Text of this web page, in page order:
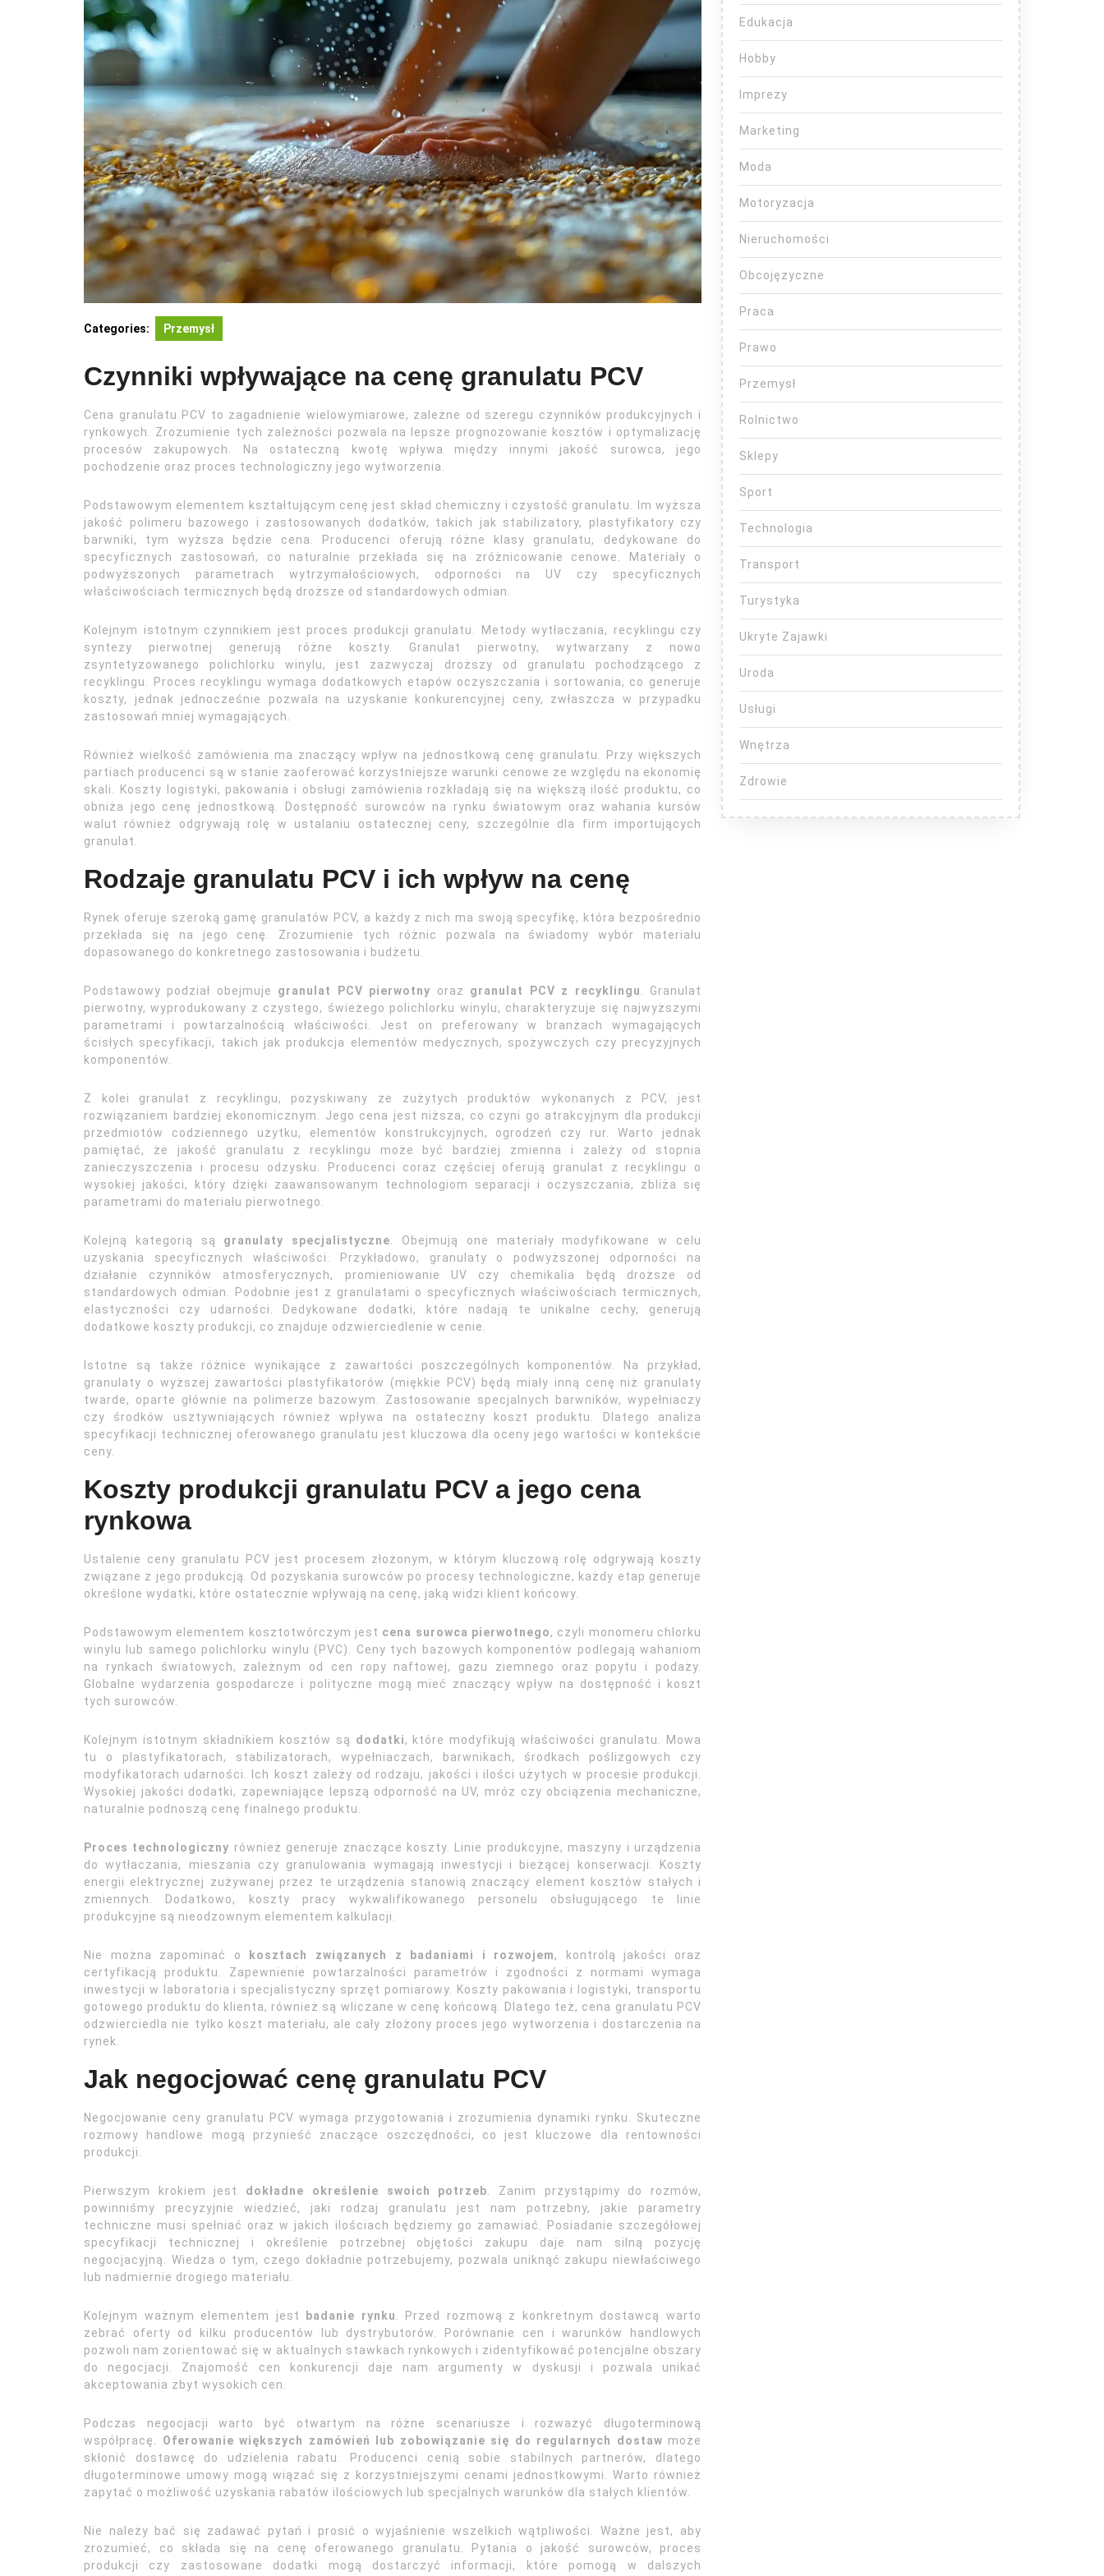
Categories: Przemysł
Czynniki wpływające na cenę granulatu PCV
Cena granulatu PCV to zagadnienie wielowymiarowe, zależne od szeregu czynników produkcyjnych i
rynkowych. Zrozumienie tych zależności pozwala na lepsze prognozowanie kosztów i optymalizację
procesów zakupowych. Na ostateczną kwotę wpływa między innymi jakość surowca, jego
pochodzenie oraz proces technologiczny jego wytworzenia.
Podstawowym elementem kształtującym cenę jest skład chemiczny i czystość granulatu. Im wyższa
jakość polimeru bazowego i zastosowanych dodatków, takich jak stabilizatory, plastyfikatory czy
barwniki, tym wyższa będzie cena. Producenci oferują różne klasy granulatu, dedykowane do
specyficznych zastosowań, co naturalnie przekłada się na zróżnicowanie cenowe. Materiały o
podwyższonych parametrach wytrzymałościowych, odporności na UV czy specyficznych
właściwościach termicznych będą droższe od standardowych odmian.
Kolejnym istotnym czynnikiem jest proces produkcji granulatu. Metody wytłaczania, recyklingu czy
syntezy pierwotnej generują różne koszty. Granulat pierwotny, wytwarzany z nowo
zsyntetyzowanego polichlorku winylu, jest zazwyczaj droższy od granulatu pochodzącego z
recyklingu. Proces recyklingu wymaga dodatkowych etapów oczyszczania i sortowania, co generuje
koszty, jednak jednocześnie pozwala na uzyskanie konkurencyjnej ceny, zwłaszcza w przypadku
zastosowań mniej wymagających.
Również wielkość zamówienia ma znaczący wpływ na jednostkową cenę granulatu. Przy większych
partiach producenci są w stanie zaoferować korzystniejsze warunki cenowe ze względu na ekonomię
skali. Koszty logistyki, pakowania i obsługi zamówienia rozkładają się na większą ilość produktu, co
obniża jego cenę jednostkową. Dostępność surowców na rynku światowym oraz wahania kursów
walut również odgrywają rolę w ustalaniu ostatecznej ceny, szczególnie dla firm importujących
granulat.
Rodzaje granulatu PCV i ich wpływ na cenę
Rynek oferuje szeroką gamę granulatów PCV, a każdy z nich ma swoją specyfikę, która bezpośrednio
przekłada się na jego cenę. Zrozumienie tych różnic pozwala na świadomy wybór materiału
dopasowanego do konkretnego zastosowania i budżetu.
Podstawowy podział obejmuje granulat PCV pierwotny oraz granulat PCV z recyklingu . Granulat
pierwotny, wyprodukowany z czystego, świeżego polichlorku winylu, charakteryzuje się najwyższymi
parametrami i powtarzalnością właściwości. Jest on preferowany w branżach wymagających
ścisłych specyfikacji, takich jak produkcja elementów medycznych, spożywczych czy precyzyjnych
komponentów.
Z kolei granulat z recyklingu, pozyskiwany ze zużytych produktów wykonanych z PCV, jest
rozwiązaniem bardziej ekonomicznym. Jego cena jest niższa, co czyni go atrakcyjnym dla produkcji
przedmiotów codziennego użytku, elementów konstrukcyjnych, ogrodzeń czy rur. Warto jednak
pamiętać, że jakość granulatu z recyklingu może być bardziej zmienna i zależy od stopnia
zanieczyszczenia i procesu odzysku. Producenci coraz częściej oferują granulat z recyklingu o
wysokiej jakości, który dzięki zaawansowanym technologiom separacji i oczyszczania, zbliża się
parametrami do materiału pierwotnego.
Kolejną kategorią są granulaty specjalistyczne . Obejmują one materiały modyfikowane w celu
uzyskania specyficznych właściwości. Przykładowo, granulaty o podwyższonej odporności na
działanie czynników atmosferycznych, promieniowanie UV czy chemikalia będą droższe od
standardowych odmian. Podobnie jest z granulatami o specyficznych właściwościach termicznych,
elastyczności czy udarności. Dedykowane dodatki, które nadają te unikalne cechy, generują
dodatkowe koszty produkcji, co znajduje odzwierciedlenie w cenie.
Istotne są także różnice wynikające z zawartości poszczególnych komponentów. Na przykład,
granulaty o wyższej zawartości plastyfikatorów (miękkie PCV) będą miały inną cenę niż granulaty
twarde, oparte głównie na polimerze bazowym. Zastosowanie specjalnych barwników, wypełniaczy
czy środków usztywniających również wpływa na ostateczny koszt produktu. Dlatego analiza
specyfikacji technicznej oferowanego granulatu jest kluczowa dla oceny jego wartości w kontekście
ceny.
Koszty produkcji granulatu PCV a jego cena
rynkowa
Ustalenie ceny granulatu PCV jest procesem złożonym, w którym kluczową rolę odgrywają koszty
związane z jego produkcją. Od pozyskania surowców po procesy technologiczne, każdy etap generuje
określone wydatki, które ostatecznie wpływają na cenę, jaką widzi klient końcowy.
Podstawowym elementem kosztotwórczym jest cena surowca pierwotnego, czyli monomeru chlorku
winylu lub samego polichlorku winylu (PVC). Ceny tych bazowych komponentów podlegają wahaniom
na rynkach światowych, zależnym od cen ropy naftowej, gazu ziemnego oraz popytu i podaży.
Globalne wydarzenia gospodarcze i polityczne mogą mieć znaczący wpływ na dostępność i koszt
tych surowców.
Kolejnym istotnym składnikiem kosztów są dodatki, które modyfikują właściwości granulatu. Mowa
tu o plastyfikatorach, stabilizatorach, wypełniaczach, barwnikach, środkach poślizgowych czy
modyfikatorach udarności. Ich koszt zależy od rodzaju, jakości i ilości użytych w procesie produkcji.
Wysokiej jakości dodatki, zapewniające lepszą odporność na UV, mróz czy obciążenia mechaniczne,
naturalnie podnoszą cenę finalnego produktu.
Proces technologiczny również generuje znaczące koszty. Linie produkcyjne, maszyny i urządzenia
do wytłaczania, mieszania czy granulowania wymagają inwestycji i bieżącej konserwacji. Koszty
energii elektrycznej zużywanej przez te urządzenia stanowią znaczący element kosztów stałych i
zmiennych. Dodatkowo, koszty pracy wykwalifikowanego personelu obsługującego te linie
produkcyjne są nieodzownym elementem kalkulacji.
Nie można zapominać o kosztach związanych z badaniami i rozwojem, kontrolą jakości oraz
certyfikacją produktu. Zapewnienie powtarzalności parametrów i zgodności z normami wymaga
inwestycji w laboratoria i specjalistyczny sprzęt pomiarowy. Koszty pakowania i logistyki, transportu
gotowego produktu do klienta, również są wliczane w cenę końcową. Dlatego też, cena granulatu PCV
odzwierciedla nie tylko koszt materiału, ale cały złożony proces jego wytworzenia i dostarczenia na
rynek.
Jak negocjować cenę granulatu PCV
Negocjowanie ceny granulatu PCV wymaga przygotowania i zrozumienia dynamiki rynku. Skuteczne
rozmowy handlowe mogą przynieść znaczące oszczędności, co jest kluczowe dla rentowności
produkcji.
Pierwszym krokiem jest dokładne określenie swoich potrzeb . Zanim przystąpimy do rozmów,
powinniśmy precyzyjnie wiedzieć, jaki rodzaj granulatu jest nam potrzebny, jakie parametry
techniczne musi spełniać oraz w jakich ilościach będziemy go zamawiać. Posiadanie szczegółowej
specyfikacji technicznej i określenie potrzebnej objętości zakupu daje nam silną pozycję
negocjacyjną. Wiedza o tym, czego dokładnie potrzebujemy, pozwala uniknąć zakupu niewłaściwego
lub nadmiernie drogiego materiału.
Kolejnym ważnym elementem jest badanie rynku
. Przed rozmową z konkretnym dostawcą warto
zebrać oferty od kilku producentów lub dystrybutorów. Porównanie cen i warunków handlowych
pozwoli nam zorientować się w aktualnych stawkach rynkowych i zidentyfikować potencjalne obszary
do negocjacji. Znajomość cen konkurencji daje nam argumenty w dyskusji i pozwala unikać
akceptowania zbyt wysokich cen.
Podczas negocjacji warto być otwartym na różne scenariusze i rozważyć długoterminową
współpracę. Oferowanie większych zamówień lub zobowiązanie się do regularnych dostaw może
skłonić dostawcę do udzielenia rabatu. Producenci cenią sobie stabilnych partnerów, dlatego
długoterminowe umowy mogą wiązać się z korzystniejszymi cenami jednostkowymi. Warto również
zapytać o możliwość uzyskania rabatów ilościowych lub specjalnych warunków dla stałych klientów.
Nie należy bać się zadawać pytań i prosić o wyjaśnienie wszelkich wątpliwości. Ważne jest, aby
zrozumieć, co składa się na cenę oferowanego granulatu. Pytania o jakość surowców, proces
produkcji czy zastosowane dodatki mogą dostarczyć informacji, które pomogą w dalszych
Edukacja
Hobby
Imprezy
Marketing
Moda
Motoryzacja
Nieruchomości
Obcojęzyczne
Praca
Prawo
Przemysł
Rolnictwo
Sklepy
Sport
Technologia
Transport
Turystyka
Ukryte Zajawki
Uroda
Usługi
Wnętrza
Zdrowie